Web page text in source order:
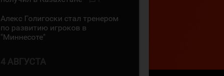
Алекс Голигоски стал тренером
по развитию игроков в
"Миннесоте"
4 АВГУСТА